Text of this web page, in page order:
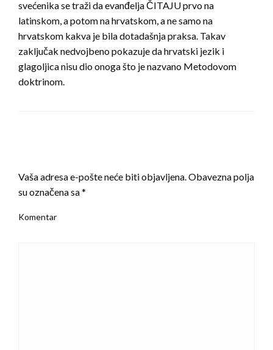
svećenika se traži da evanđelja ČITAJU prvo na
latinskom, a potom na hrvatskom, a ne samo na
hrvatskom kakva je bila dotadašnja praksa. Takav
zaključak nedvojbeno pokazuje da hrvatski jezik i
glagoljica nisu dio onoga što je nazvano Metodovom
doktrinom.
Vaša adresa e-pošte neće biti objavljena.Obavezna polja
su označena sa*
Komentar